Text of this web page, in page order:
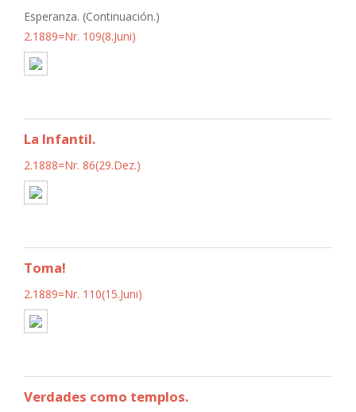
Esperanza. (Continuación.)
2.1889=Nr. 109(8.Juni)
La Infantil.
2.1888=Nr. 86(29.Dez.)
Toma!
2.1889=Nr. 110(15.Juni)
Verdades como templos.